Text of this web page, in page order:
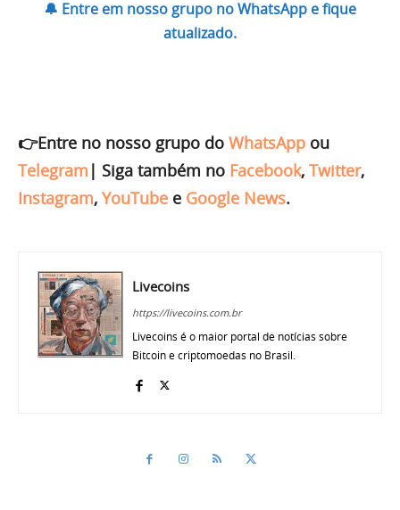
🔔 Entre em nosso grupo no WhatsApp e fique
atualizado.
👉Entre no nosso grupo do WhatsApp ou
Telegram | Siga também no Facebook, Twitter,
Instagram, YouTube e Google News.
Livecoins
https://livecoins.com.br
Livecoins é o maior portal de notícias sobre
Bitcoin e criptomoedas no Brasil.